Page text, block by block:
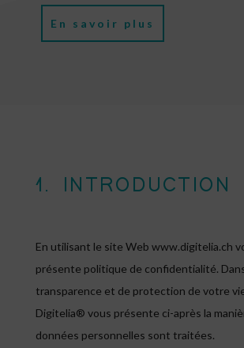
En savoir plus
1. INTRODUCTION
En utilisant le site Web www.digitelia.ch
présente politique de confidentialité.
transparence et de protection de votre
Digitelia® vous présente ci-après la
données personnelles sont traitées.